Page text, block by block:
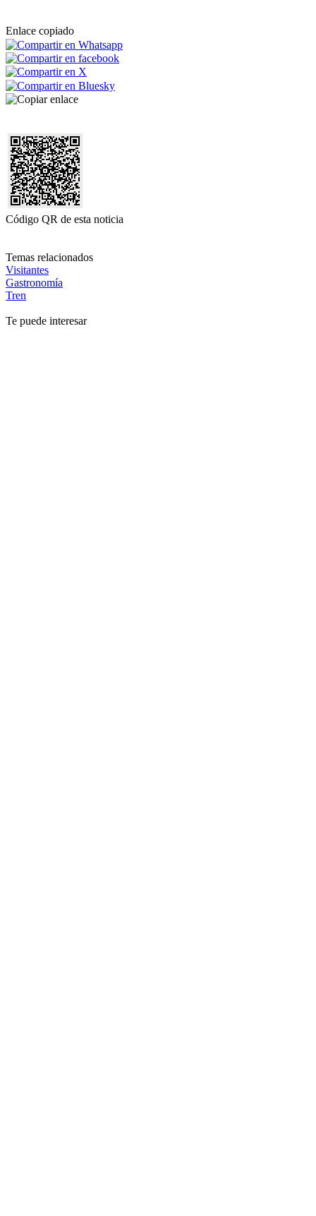
Enlace copiado
Código QR de esta noticia
Temas relacionados
Visitantes
Gastronomía
Tren
Te puede interesar